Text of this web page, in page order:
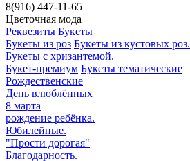
8(916) 447-11-65
Цветочная мода
Реквезиты Букеты
Букеты из роз Букеты из кустовых роз.
Букеты с хризантемой.
Букет-премиум Букеты тематические
Рождественские
День влюблённых
8 марта
рождение ребёнка.
Юбилейные.
"Прости дорогая"
Благодарность.